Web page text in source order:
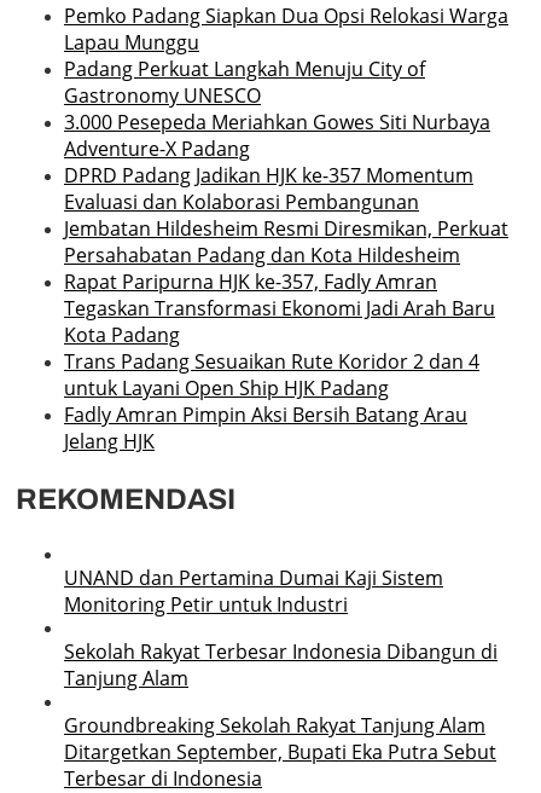
Pemko Padang Siapkan Dua Opsi Relokasi Warga
Lapau Munggu
Padang Perkuat Langkah Menuju City of
Gastronomy UNESCO
3.000 Pesepeda Meriahkan Gowes Siti Nurbaya
Adventure-X Padang
DPRD Padang Jadikan HJK ke-357 Momentum
Evaluasi dan Kolaborasi Pembangunan
Jembatan Hildesheim Resmi Diresmikan, Perkuat
Persahabatan Padang dan Kota Hildesheim
Rapat Paripurna HJK ke-357, Fadly Amran
Tegaskan Transformasi Ekonomi Jadi Arah Baru
Kota Padang
Trans Padang Sesuaikan Rute Koridor 2 dan 4
untuk Layani Open Ship HJK Padang
Fadly Amran Pimpin Aksi Bersih Batang Arau
Jelang HJK
REKOMENDASI
UNAND dan Pertamina Dumai Kaji Sistem
Monitoring Petir untuk Industri
Sekolah Rakyat Terbesar Indonesia Dibangun di
Tanjung Alam
Groundbreaking Sekolah Rakyat Tanjung Alam
Ditargetkan September, Bupati Eka Putra Sebut
Terbesar di Indonesia